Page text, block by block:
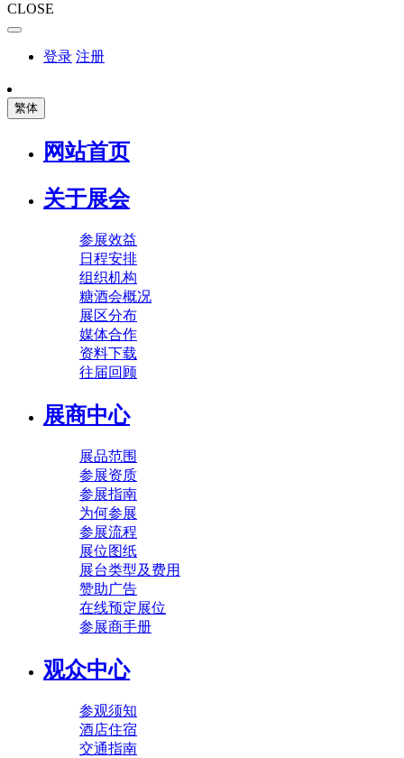
CLOSE
登录 注册
繁体
网站首页
关于展会
参展效益
日程安排
组织机构
糖酒会概况
展区分布
媒体合作
资料下载
往届回顾
展商中心
展品范围
参展资质
参展指南
为何参展
参展流程
展位图纸
展台类型及费用
赞助广告
在线预定展位
参展商手册
观众中心
参观须知
酒店住宿
交通指南